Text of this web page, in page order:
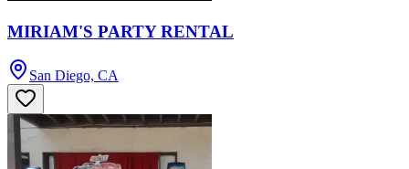
MIRIAM'S PARTY RENTAL
San Diego, CA